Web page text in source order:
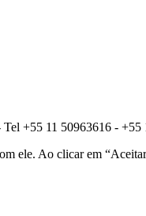
+55 11 50963616 - +55
ele. Ao clicar em